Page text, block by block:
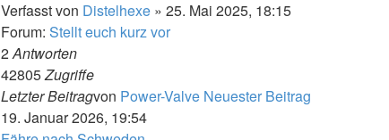
Verfasst von Distelhexe » 25. Mai 2025, 18:15
Forum: Stellt euch kurz vor
2Antworten
42805Zugriffe
Letzter Beitragvon Power-Valve Neuester Beitrag
19. Januar 2026, 19:54